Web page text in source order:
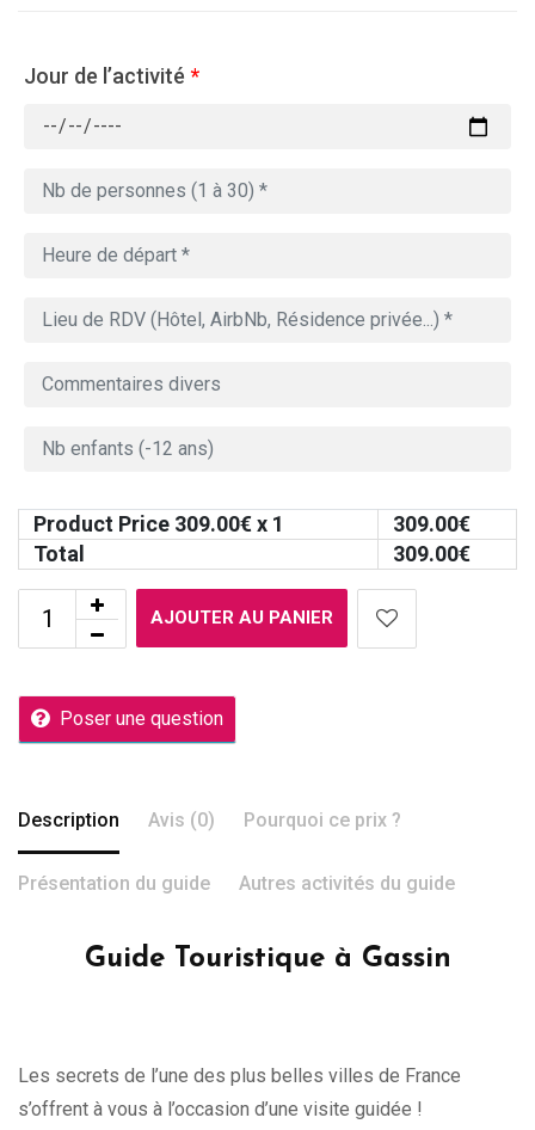
Jour de l’activité *
Product Price 309.00€ x 1 309.00€
Total
309.00€
AJOUTER AU PANIER
Poser une question
Description Avis (0) Pourquoi ce prix ?
Présentation du guide Autres activités du guide
Guide Touristique à Gassin
Les secrets de l’une des plus belles villes de France
s’offrent à vous à l’occasion d’une visite guidée !